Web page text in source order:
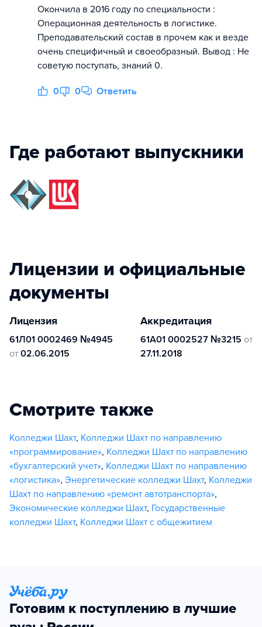
Окончила в 2016 году по специальности :
Операционная деятельность в логистике.
Преподавательский состав в прочем как и везде
очень специфичный и своеобразный. Вывод : Не
советую поступать, знаний 0.
0 0 Ответить
Где работают выпускники
Лицензии и официальные
документы
Лицензия
61Л01 0002469 №4945
от 02.06.2015
Аккредитация
61А01 0002527 №3215 от
27.11.2018
Смотрите также
Колледжи Шахт, Колледжи Шахт по направлению
«программирование», Колледжи Шахт по направлению
«бухгалтерский учет», Колледжи Шахт по направлению
«логистика», Энергетические колледжи Шахт, Колледжи
Шахт по направлению «ремонт автотранспорта»,
Экономические колледжи Шахт, Государственные
колледжи Шахт, Колледжи Шахт с общежитием
Готовим к поступлению в лучшие